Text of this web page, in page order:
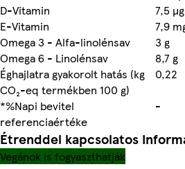
D-Vitamin
7,5
E-Vitamin
7,9
Omega 3 - Alfa-linolénsav
3 g
Omega 6 - Linolénsav
8,7 g
Éghajlatra gyakorolt hatás (kg
CO₂-eq termékben 100 g)
0,22
*%Napi bevitel
referenciaértéke
-
Étrenddel kapcsolatos
Vegánok is fogyaszthatják